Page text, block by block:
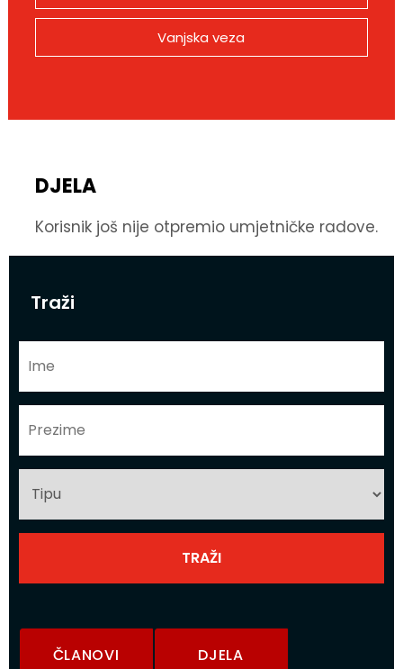
Traži
ČLANOVI DJELA
Vanjska veza
DJELA
Korisnik još nije otpremio umjetničke radove.